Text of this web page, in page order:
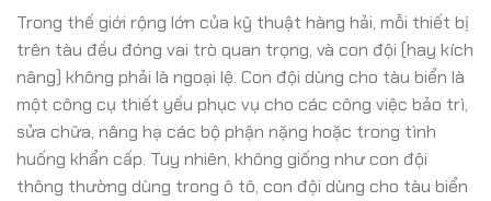
Trong thế giới rộng lớn của kỹ thuật hàng hải, mỗi thiết bị
trên tàu đều đóng vai trò quan trọng, và con đội (hay kích
nâng) không phải là ngoại lệ. Con đội dùng cho tàu biển là
một công cụ thiết yếu phục vụ cho các công việc bảo trì,
sửa chữa, nâng hạ các bộ phận nặng hoặc trong tình
huống khẩn cấp. Tuy nhiên, không giống như con đội
thông thường dùng trong ô tô, con đội dùng cho tàu biển